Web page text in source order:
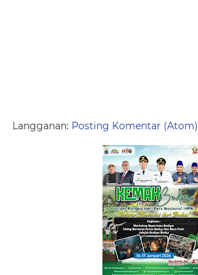
Langganan: Posting Komentar (Atom)